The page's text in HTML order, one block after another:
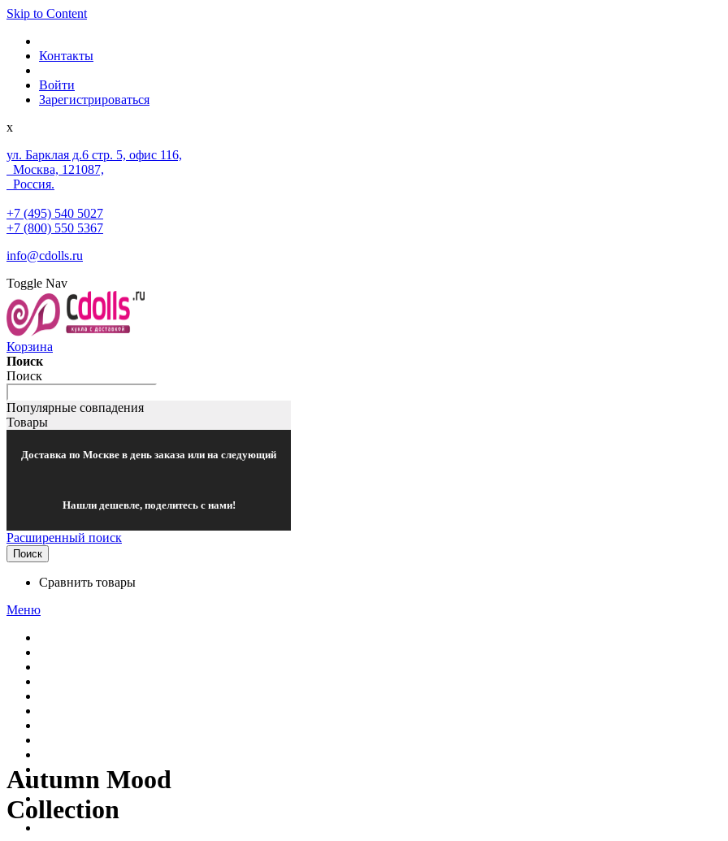
Skip to Content
Контакты
Войти
Зарегистрироваться
x
ул. Барклая д.6 стр. 5, офис 116,
Москва, 121087,
Россия.
+7 (495) 540 5027
+7 (800) 550 5367
info@cdolls.ru
Toggle Nav
Корзина
Поиск
Поиск
Популярные совпадения
Товары
Доставка по Москве в день заказа или на следующий
Нашли дешевле, поделитесь с нами!
Расширенный поиск
Поиск
Сравнить товары
Меню
Модели автомобилей
Декор
Акции
Помощь
Autumn Mood
Collection